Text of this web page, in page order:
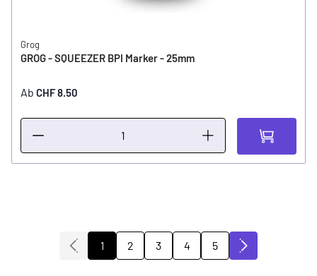
Grog
GROG - SQUEEZER BPI Marker - 25mm
Ab CHF 8.50
Sie lesen gerade die Seite
1
Seite
2
Seite
3
Seite
4
Seite
5